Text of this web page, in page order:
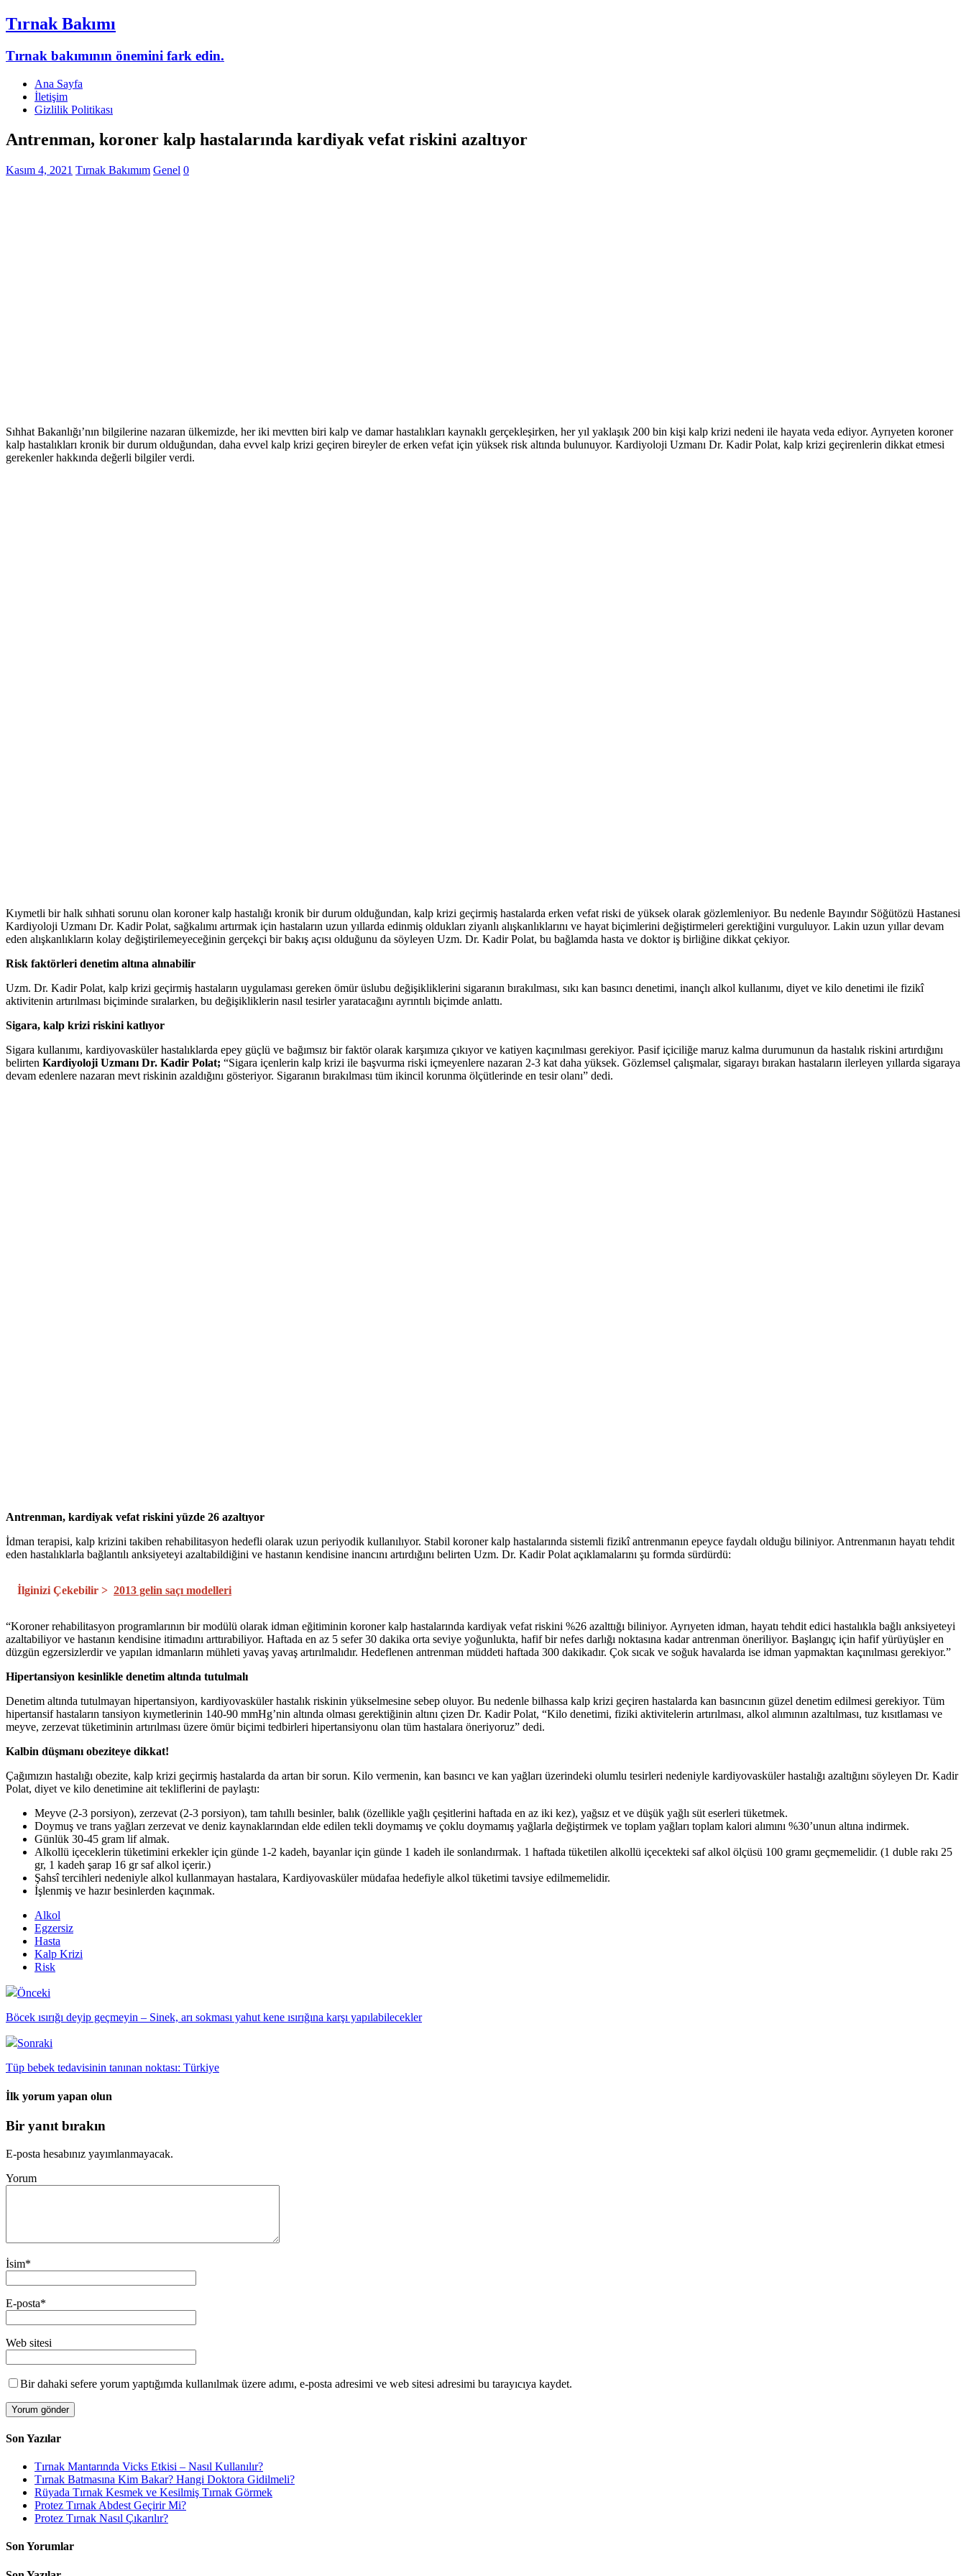
Tırnak Bakımı
Tırnak bakımının önemini fark edin.
Ana Sayfa
İletişim
Gizlilik Politikası
Antrenman, koroner kalp hastalarında kardiyak vefat riskini azaltıyor
Kasım 4, 2021 Tırnak Bakımım Genel 0
Sıhhat Bakanlığı’nın bilgilerine nazaran ülkemizde, her iki mevtten biri kalp ve damar hastalıkları kaynaklı gerçekleşirken, her yıl yaklaşık 200 bin kişi kalp krizi nedeni ile hayata veda ediyor. Ayrıyeten koroner
kalp hastalıkları kronik bir durum olduğundan, daha evvel kalp krizi geçiren bireyler de erken vefat için yüksek risk altında bulunuyor. Kardiyoloji Uzmanı Dr. Kadir Polat, kalp krizi geçirenlerin dikkat etmesi
gerekenler hakkında değerli bilgiler verdi.
Kıymetli bir halk sıhhati sorunu olan koroner kalp hastalığı kronik bir durum olduğundan, kalp krizi geçirmiş hastalarda erken vefat riski de yüksek olarak gözlemleniyor. Bu nedenle Bayındır Söğütözü Hastanesi
Kardiyoloji Uzmanı Dr. Kadir Polat, sağkalımı artırmak için hastaların uzun yıllarda edinmiş oldukları ziyanlı alışkanlıklarını ve hayat biçimlerini değiştirmeleri gerektiğini vurguluyor. Lakin uzun yıllar devam
eden alışkanlıkların kolay değiştirilemeyeceğinin gerçekçi bir bakış açısı olduğunu da söyleyen Uzm. Dr. Kadir Polat, bu bağlamda hasta ve doktor iş birliğine dikkat çekiyor.
Risk faktörleri denetim altına alınabilir
Uzm. Dr. Kadir Polat, kalp krizi geçirmiş hastaların uygulaması gereken ömür üslubu değişikliklerini sigaranın bırakılması, sıkı kan basıncı denetimi, inançlı alkol kullanımı, diyet ve kilo denetimi ile fizikî
aktivitenin artırılması biçiminde sıralarken, bu değişikliklerin nasıl tesirler yaratacağını ayrıntılı biçimde anlattı.
Sigara, kalp krizi riskini katlıyor
Sigara kullanımı, kardiyovasküler hastalıklarda epey güçlü ve bağımsız bir faktör olarak karşımıza çıkıyor ve katiyen kaçınılması gerekiyor. Pasif içiciliğe maruz kalma durumunun da hastalık riskini artırdığını
belirten Kardiyoloji Uzmanı Dr. Kadir Polat; “Sigara içenlerin kalp krizi ile başvurma riski içmeyenlere nazaran 2-3 kat daha yüksek. Gözlemsel çalışmalar, sigarayı bırakan hastaların ilerleyen yıllarda sigaraya
devam edenlere nazaran mevt riskinin azaldığını gösteriyor. Sigaranın bırakılması tüm ikincil korunma ölçütlerinde en tesir olanı” dedi.
Antrenman, kardiyak vefat riskini yüzde 26 azaltıyor
İdman terapisi, kalp krizini takiben rehabilitasyon hedefli olarak uzun periyodik kullanılıyor. Stabil koroner kalp hastalarında sistemli fizikî antrenmanın epeyce faydalı olduğu biliniyor. Antrenmanın hayatı tehdit
eden hastalıklarla bağlantılı anksiyeteyi azaltabildiğini ve hastanın kendisine inancını artırdığını belirten Uzm. Dr. Kadir Polat açıklamalarını şu formda sürdürdü:
İlginizi Çekebilir > 2013 gelin saçı modelleri
“Koroner rehabilitasyon programlarının bir modülü olarak idman eğitiminin koroner kalp hastalarında kardiyak vefat riskini %26 azalttığı biliniyor. Ayrıyeten idman, hayatı tehdit edici hastalıkla bağlı anksiyeteyi
azaltabiliyor ve hastanın kendisine itimadını arttırabiliyor. Haftada en az 5 sefer 30 dakika orta seviye yoğunlukta, hafif bir nefes darlığı noktasına kadar antrenman öneriliyor. Başlangıç için hafif yürüyüşler en
düzgün egzersizlerdir ve yapılan idmanların mühleti yavaş yavaş artırılmalıdır. Hedeflenen antrenman müddeti haftada 300 dakikadır. Çok sıcak ve soğuk havalarda ise idman yapmaktan kaçınılması gerekiyor.”
Hipertansiyon kesinlikle denetim altında tutulmalı
Denetim altında tutulmayan hipertansiyon, kardiyovasküler hastalık riskinin yükselmesine sebep oluyor. Bu nedenle bilhassa kalp krizi geçiren hastalarda kan basıncının güzel denetim edilmesi gerekiyor. Tüm
hipertansif hastaların tansiyon kıymetlerinin 140-90 mmHg’nin altında olması gerektiğinin altını çizen Dr. Kadir Polat, “Kilo denetimi, fiziki aktivitelerin artırılması, alkol alımının azaltılması, tuz kısıtlaması ve
meyve, zerzevat tüketiminin artırılması üzere ömür biçimi tedbirleri hipertansiyonu olan tüm hastalara öneriyoruz” dedi.
Kalbin düşmanı obeziteye dikkat!
Çağımızın hastalığı obezite, kalp krizi geçirmiş hastalarda da artan bir sorun. Kilo vermenin, kan basıncı ve kan yağları üzerindeki olumlu tesirleri nedeniyle kardiyovasküler hastalığı azaltığını söyleyen Dr. Kadir
Polat, diyet ve kilo denetimine ait tekliflerini de paylaştı:
Meyve (2-3 porsiyon), zerzevat (2-3 porsiyon), tam tahıllı besinler, balık (özellikle yağlı çeşitlerini haftada en az iki kez), yağsız et ve düşük yağlı süt eserleri tüketmek.
Doymuş ve trans yağları zerzevat ve deniz kaynaklarından elde edilen tekli doymamış ve çoklu doymamış yağlarla değiştirmek ve toplam yağları toplam kalori alımını %30’unun altına indirmek.
Günlük 30-45 gram lif almak.
Alkollü içeceklerin tüketimini erkekler için günde 1-2 kadeh, bayanlar için günde 1 kadeh ile sonlandırmak. 1 haftada tüketilen alkollü içecekteki saf alkol ölçüsü 100 gramı geçmemelidir. (1 duble rakı 25
gr, 1 kadeh şarap 16 gr saf alkol içerir.)
Şahsî tercihleri nedeniyle alkol kullanmayan hastalara, Kardiyovasküler müdafaa hedefiyle alkol tüketimi tavsiye edilmemelidir.
İşlenmiş ve hazır besinlerden kaçınmak.
Alkol
Egzersiz
Hasta
Kalp Krizi
Risk
Önceki
Böcek ısırığı deyip geçmeyin – Sinek, arı sokması yahut kene ısırığına karşı yapılabilecekler
Sonraki
Tüp bebek tedavisinin tanınan noktası: Türkiye
İlk yorum yapan olun
Bir yanıt bırakın
E-posta hesabınız yayımlanmayacak.
Yorum
İsim*
E-posta*
Web sitesi
Bir dahaki sefere yorum yaptığımda kullanılmak üzere adımı, e-posta adresimi ve web sitesi adresimi bu tarayıcıya kaydet.
Son Yazılar
Tırnak Mantarında Vicks Etkisi – Nasıl Kullanılır?
Tırnak Batmasına Kim Bakar? Hangi Doktora Gidilmeli?
Rüyada Tırnak Kesmek ve Kesilmiş Tırnak Görmek
Protez Tırnak Abdest Geçirir Mi?
Protez Tırnak Nasıl Çıkarılır?
Son Yorumlar